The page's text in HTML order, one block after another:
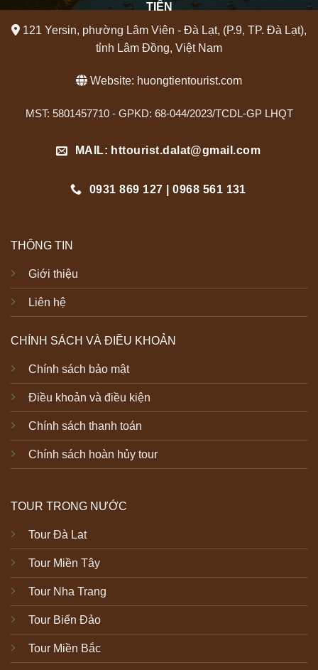
TIÊN
121 Yersin, phường Lâm Viên - Đà Lạt, (P.9, TP. Đà Lạt),
tỉnh Lâm Đồng, Việt Nam
Website: huongtientourist.com
MST: 5801457710 - GPKD: 68-044/2023/TCDL-GP LHQT
MAIL: httourist.dalat@gmail.com
0931 869 127 | 0968 561 131
THÔNG TIN
Giới thiệu
Liên hệ
CHÍNH SÁCH VÀ ĐIỀU KHOẢN
Chính sách bảo mật
Điều khoản và điều kiện
Chính sách thanh toán
Chính sách hoàn hủy tour
TOUR TRONG NƯỚC
Tour Đà Lat
Tour Miền Tây
Tour Nha Trang
Tour Biển Đảo
Tour Miền Bắc